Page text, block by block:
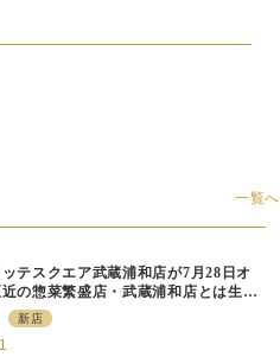
一覧へ
テスクエア武蔵浦和店が7月28日オ
の惣菜繁盛店・武蔵浦和店とは生鮮
分け
新店